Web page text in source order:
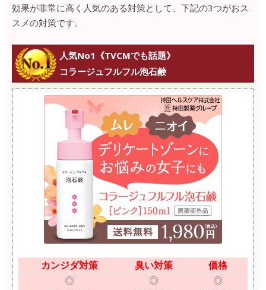
効果が非常に高く人気のある対策として、下記の3つがおス
スメの対策です。
人気No1《TVCMでも話題》
コラージュフルフル泡石鹸
カンジダ対策 臭い対策
価格
◎
◎
◎